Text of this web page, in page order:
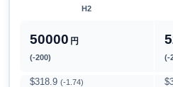
H2
50000 円
(-200) (-
$318.9 (-1.74)